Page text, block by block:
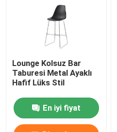
Lounge Kolsuz Bar
Taburesi Metal Ayaklı
Hafif Lüks Stil
En iyi fiyat